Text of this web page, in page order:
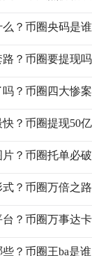
？币圈央码是谁
？币圈要提现吗
？币圈四大惨案
？币圈提现50亿
？币圈托单必破
？币圈万倍之路
？币圈万事达卡
？币圈王ba是谁